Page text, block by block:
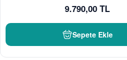
9.790,00 TL
Sepete Ekle